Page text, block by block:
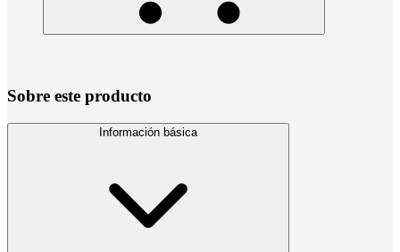
Sobre este producto
Información básica